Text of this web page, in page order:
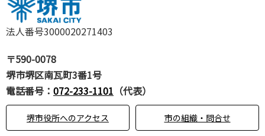
法人番号3000020271403
〒590-0078
堺市堺区南瓦町3番1号
電話番号： 072-233-1101 （代表）
堺市役所へのアクセス 市の組織・問合せ